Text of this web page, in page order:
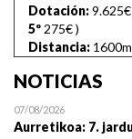
Dotación:
5º 275€)
Distancia: 1600m
NOTICIAS
07/08/2026
Aurretikoa: 7.